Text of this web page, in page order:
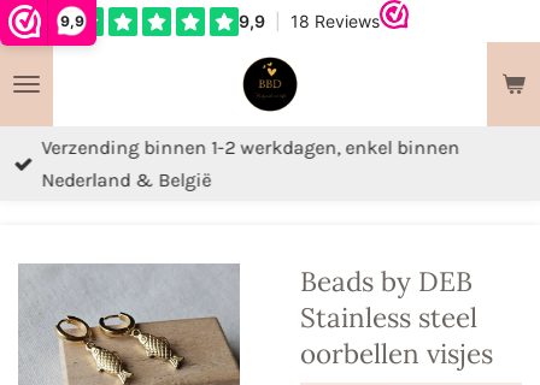
9,9
Ga
naar
de
hoofdinhoud
Verzending binnen 1-2 werkdagen, enkel binnen
Nederland & België
Beads by DEB
Stainless steel
oorbellen visjes